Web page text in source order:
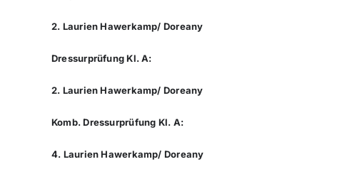
2. Laurien Hawerkamp/ Doreany
Dressurprüfung Kl. A:
2. Laurien Hawerkamp/ Doreany
Komb. Dressurprüfung Kl. A:
4. Laurien Hawerkamp/ Doreany